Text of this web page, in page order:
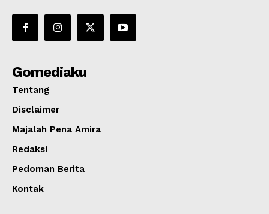
Gomediaku
Tentang
Disclaimer
Majalah Pena Amira
Redaksi
Pedoman Berita
Kontak